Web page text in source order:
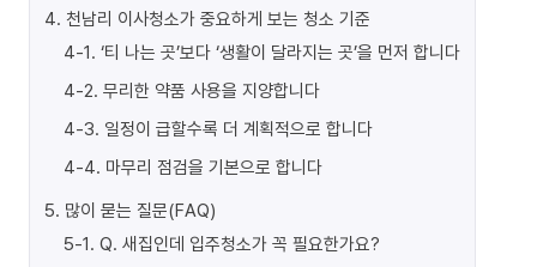
4. 천남리 이사청소가 중요하게 보는 청소 기준
4-1. ‘티 나는 곳’보다 ‘생활이 달라지는 곳’을 먼저 합니다
4-2. 무리한 약품 사용을 지양합니다
4-3. 일정이 급할수록 더 계획적으로 합니다
4-4. 마무리 점검을 기본으로 합니다
5. 많이 묻는 질문(FAQ)
5-1. Q. 새집인데 입주청소가 꼭 필요한가요?